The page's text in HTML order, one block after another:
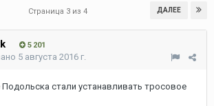
ДАЛЕЕ
Страница 3 из 4
5 201
5 августа 2016 г.
Подольска стали устанавливать тросовое